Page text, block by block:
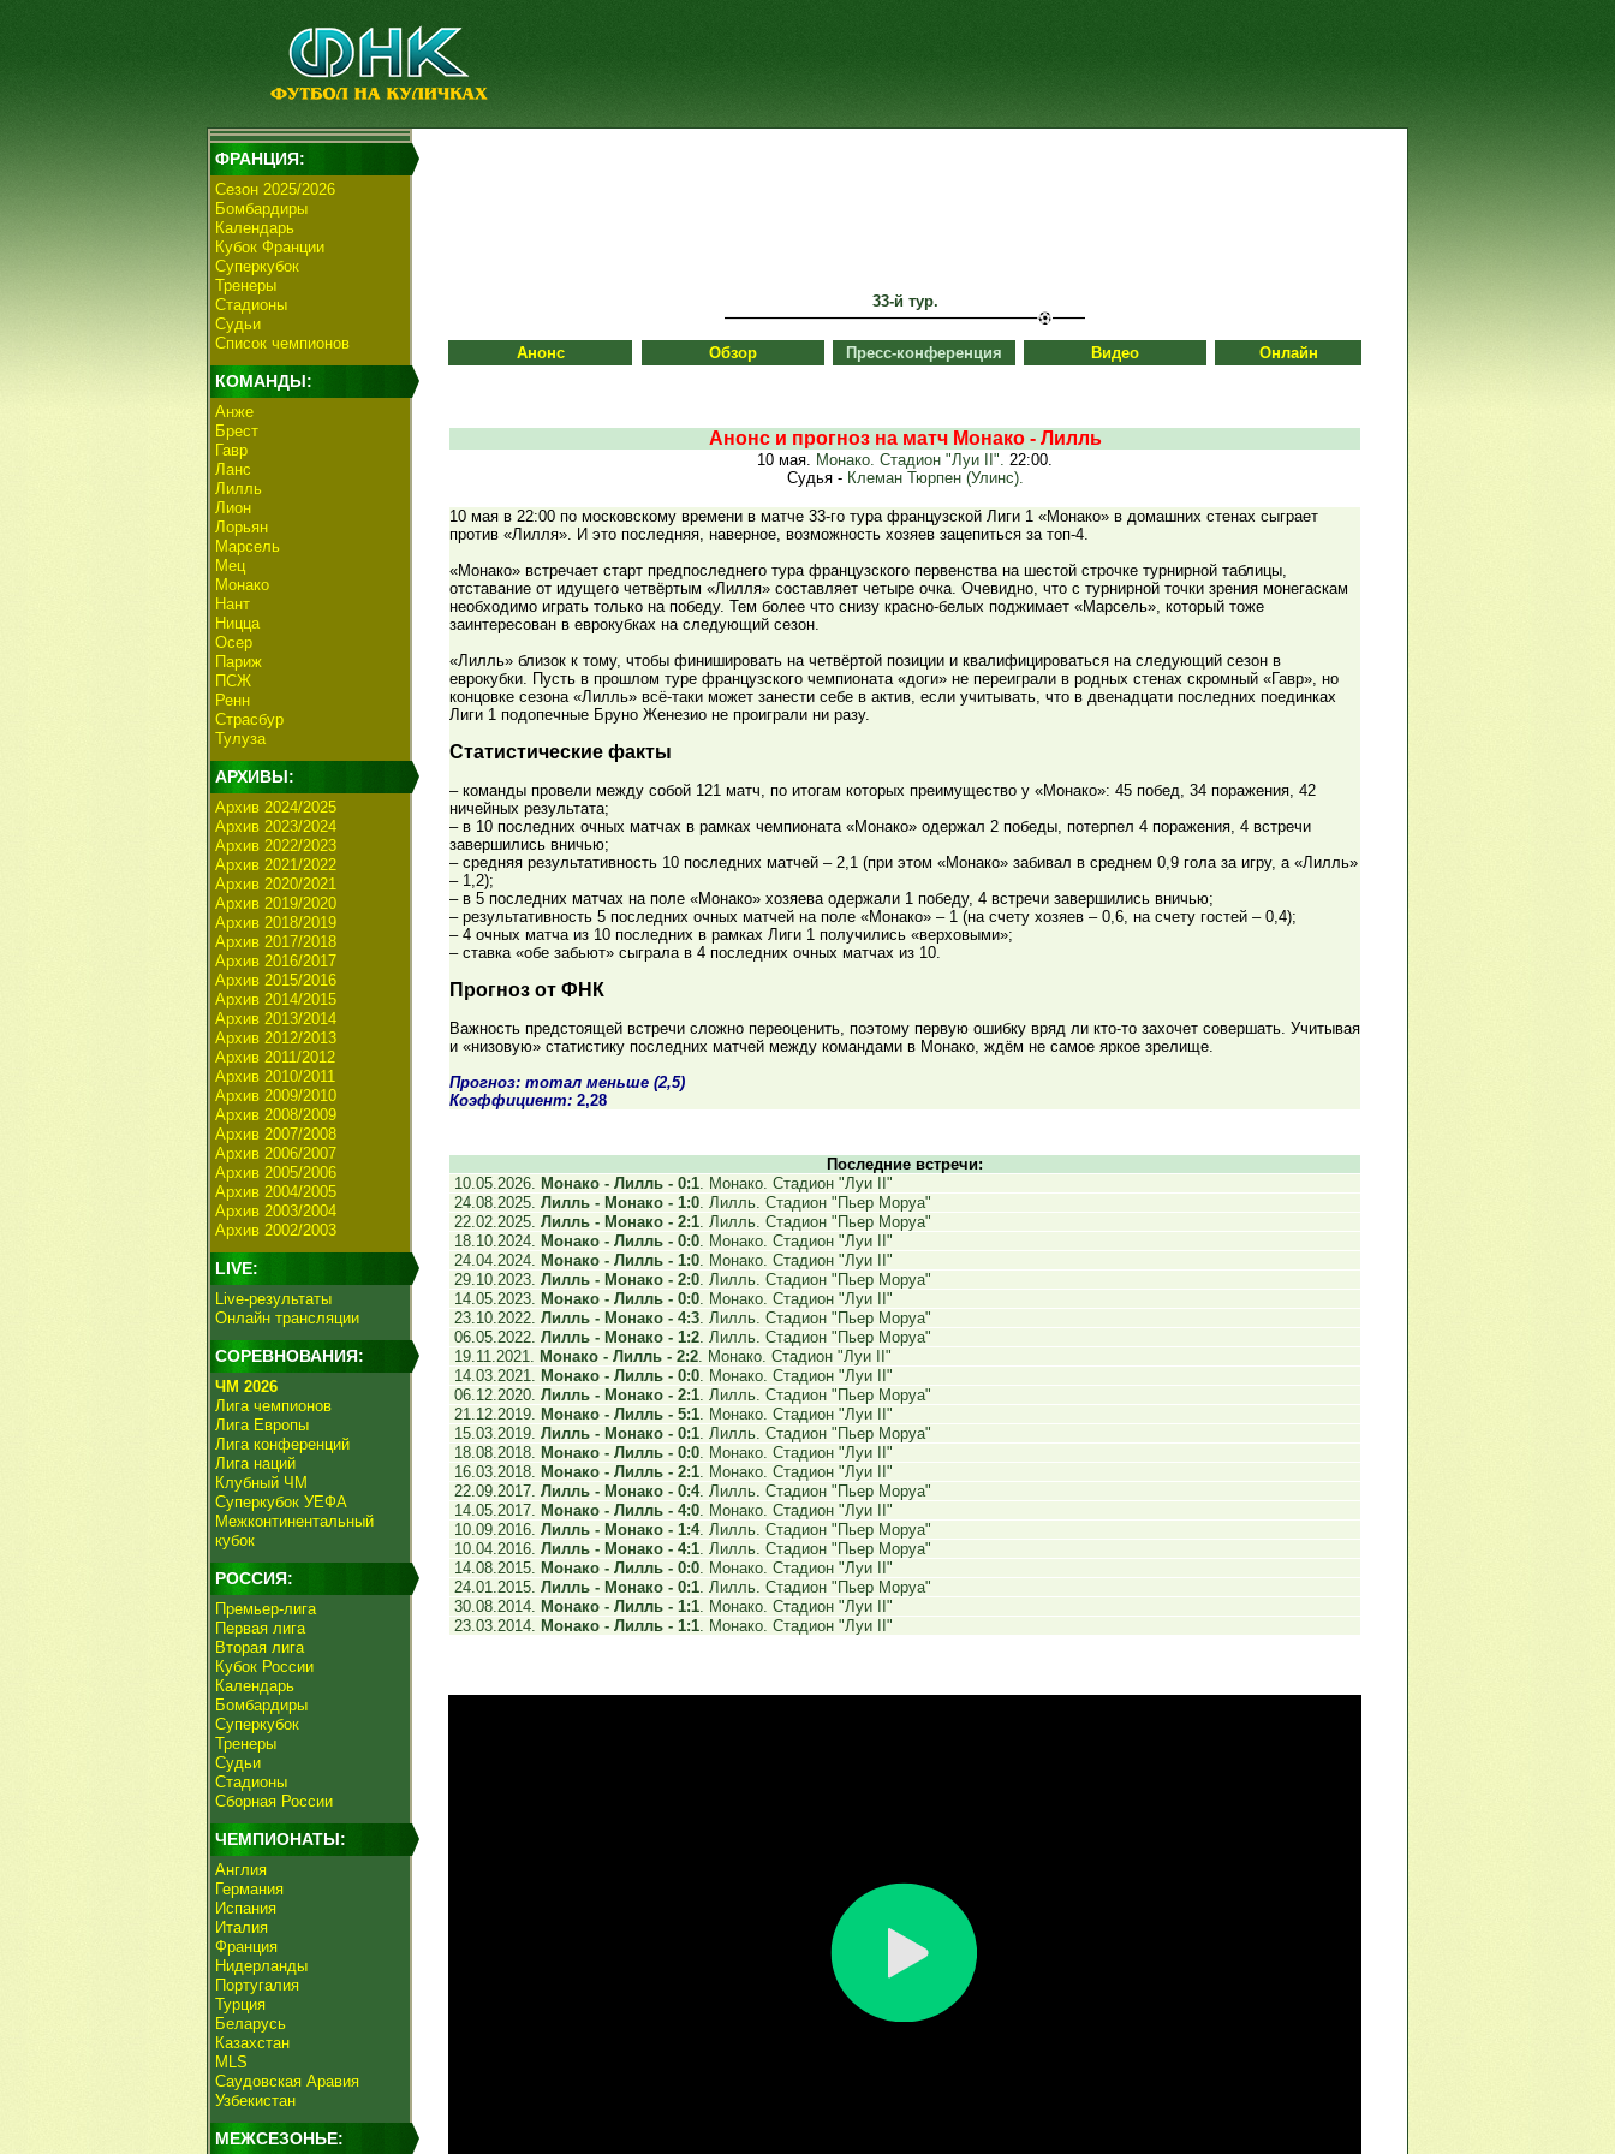
ФРАНЦИЯ:
Сезон 2025/2026
Бомбардиры
Календарь
Кубок Франции
Суперкубок
Тренеры
Стадионы
Судьи
Список чемпионов
КОМАНДЫ:
Анже
Брест
Гавр
Ланс
Лилль
Лион
Лорьян
Марсель
Мец
Монако
Нант
Ницца
Осер
Париж
ПСЖ
Ренн
Страсбур
Тулуза
АРХИВЫ:
Архив 2024/2025
Архив 2023/2024
Архив 2022/2023
Архив 2021/2022
Архив 2020/2021
Архив 2019/2020
Архив 2018/2019
Архив 2017/2018
Архив 2016/2017
Архив 2015/2016
Архив 2014/2015
Архив 2013/2014
Архив 2012/2013
Архив 2011/2012
Архив 2010/2011
Архив 2009/2010
Архив 2008/2009
Архив 2007/2008
Архив 2006/2007
Архив 2005/2006
Архив 2004/2005
Архив 2003/2004
Архив 2002/2003
LIVE:
Live-результаты
Онлайн трансляции
СОРЕВНОВАНИЯ:
ЧМ 2026
Лига чемпионов
Лига Европы
Лига конференций
Лига наций
Клубный ЧМ
Суперкубок УЕФА
Межконтинентальный
кубок
РОССИЯ:
Премьер-лига
Первая лига
Вторая лига
Кубок России
Календарь
Бомбардиры
Суперкубок
Тренеры
Судьи
Стадионы
Сборная России
ЧЕМПИОНАТЫ:
Англия
Германия
Испания
Италия
Франция
Нидерланды
Португалия
Турция
Беларусь
Казахстан
MLS
Саудовская Аравия
Узбекистан
МЕЖСЕЗОНЬЕ:
33-й тур.
Анонс Обзор Пресс-конференция Видео Онлайн
Анонс и прогноз на матч Монако - Лилль
10 мая. Монако. Стадион "Луи II". 22:00.
Судья - Клеман Тюрпен (Улинс).
10 мая в 22:00 по московскому времени в матче 33-го тура французской Лиги 1 «Монако» в домашних стенах сыграет
против «Лилля». И это последняя, наверное, возможность хозяев зацепиться за топ-4.
«Монако» встречает старт предпоследнего тура французского первенства на шестой строчке турнирной таблицы,
отставание от идущего четвёртым «Лилля» составляет четыре очка. Очевидно, что с турнирной точки зрения монегаскам
необходимо играть только на победу. Тем более что снизу красно-белых поджимает «Марсель», который тоже
заинтересован в еврокубках на следующий сезон.
«Лилль» близок к тому, чтобы финишировать на четвёртой позиции и квалифицироваться на следующий сезон в
еврокубки. Пусть в прошлом туре французского чемпионата «доги» не переиграли в родных стенах скромный «Гавр», но
концовке сезона «Лилль» всё-таки может занести себе в актив, если учитывать, что в двенадцати последних поединках
Лиги 1 подопечные Бруно Женезио не проиграли ни разу.
Статистические факты
– команды провели между собой 121 матч, по итогам которых преимущество у «Монако»: 45 побед, 34 поражения, 42
ничейных результата;
– в 10 последних очных матчах в рамках чемпионата «Монако» одержал 2 победы, потерпел 4 поражения, 4 встречи
завершились вничью;
– средняя результативность 10 последних матчей – 2,1 (при этом «Монако» забивал в среднем 0,9 гола за игру, а «Лилль»
– 1,2);
– в 5 последних матчах на поле «Монако» хозяева одержали 1 победу, 4 встречи завершились вничью;
– результативность 5 последних очных матчей на поле «Монако» – 1 (на счету хозяев – 0,6, на счету гостей – 0,4);
– 4 очных матча из 10 последних в рамках Лиги 1 получились «верховыми»;
– ставка «обе забьют» сыграла в 4 последних очных матчах из 10.
Прогноз от ФНК
Важность предстоящей встречи сложно переоценить, поэтому первую ошибку вряд ли кто-то захочет совершать. Учитывая
и «низовую» статистику последних матчей между командами в Монако, ждём не самое яркое зрелище.
Прогноз: тотал меньше (2,5)
Коэффициент: 2,28
Последние встречи:
10.05.2026. Монако - Лилль - 0:1. Монако. Стадион "Луи II"
24.08.2025. Лилль - Монако - 1:0. Лилль. Стадион "Пьер Моруа"
22.02.2025. Лилль - Монако - 2:1. Лилль. Стадион "Пьер Моруа"
18.10.2024. Монако - Лилль - 0:0. Монако. Стадион "Луи II"
24.04.2024. Монако - Лилль - 1:0. Монако. Стадион "Луи II"
29.10.2023. Лилль - Монако - 2:0. Лилль. Стадион "Пьер Моруа"
14.05.2023. Монако - Лилль - 0:0. Монако. Стадион "Луи II"
23.10.2022. Лилль - Монако - 4:3. Лилль. Стадион "Пьер Моруа"
06.05.2022. Лилль - Монако - 1:2. Лилль. Стадион "Пьер Моруа"
19.11.2021. Монако - Лилль - 2:2. Монако. Стадион "Луи II"
14.03.2021. Монако - Лилль - 0:0. Монако. Стадион "Луи II"
06.12.2020. Лилль - Монако - 2:1. Лилль. Стадион "Пьер Моруа"
21.12.2019. Монако - Лилль - 5:1. Монако. Стадион "Луи II"
15.03.2019. Лилль - Монако - 0:1. Лилль. Стадион "Пьер Моруа"
18.08.2018. Монако - Лилль - 0:0. Монако. Стадион "Луи II"
16.03.2018. Монако - Лилль - 2:1. Монако. Стадион "Луи II"
22.09.2017. Лилль - Монако - 0:4. Лилль. Стадион "Пьер Моруа"
14.05.2017. Монако - Лилль - 4:0. Монако. Стадион "Луи II"
10.09.2016. Лилль - Монако - 1:4. Лилль. Стадион "Пьер Моруа"
10.04.2016. Лилль - Монако - 4:1. Лилль. Стадион "Пьер Моруа"
14.08.2015. Монако - Лилль - 0:0. Монако. Стадион "Луи II"
24.01.2015. Лилль - Монако - 0:1. Лилль. Стадион "Пьер Моруа"
30.08.2014. Монако - Лилль - 1:1. Монако. Стадион "Луи II"
23.03.2014. Монако - Лилль - 1:1. Монако. Стадион "Луи II"